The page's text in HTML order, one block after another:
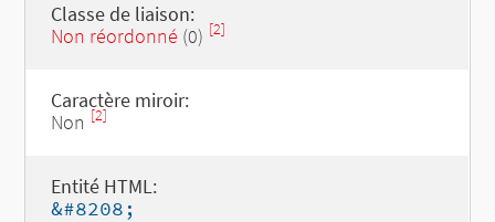
Classe de liaison:
Non réordonné (0) [2]
Caractère miroir:
Non [2]
Entité HTML:
&#8208;